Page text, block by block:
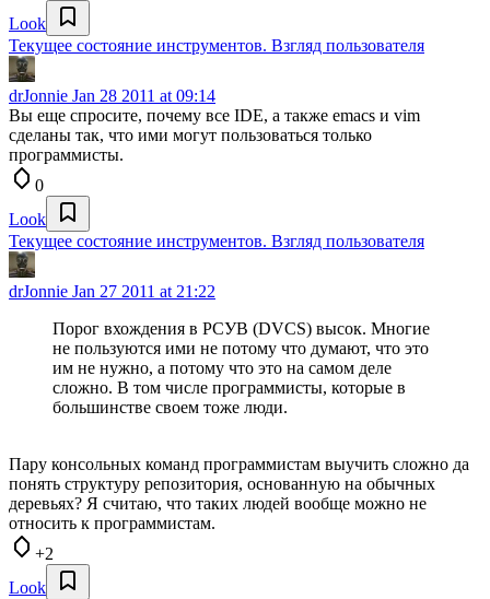
Look
Текущее состояние инструментов. Взгляд пользователя
drJonnie Jan 28 2011 at 09:14
Вы еще спросите, почему все IDE, а также emacs и vim
сделаны так, что ими могут пользоваться только
программисты.
0
Look
Текущее состояние инструментов. Взгляд пользователя
drJonnie Jan 27 2011 at 21:22
Порог вхождения в РСУВ (DVCS) высок. Многие
не пользуются ими не потому что думают, что это
им не нужно, а потому что это на самом деле
сложно. В том числе программисты, которые в
большинстве своем тоже люди.
Пару консольных команд программистам выучить сложно да
понять структуру репозитория, основанную на обычных
деревьях? Я считаю, что таких людей вообще можно не
относить к программистам.
+2
Look